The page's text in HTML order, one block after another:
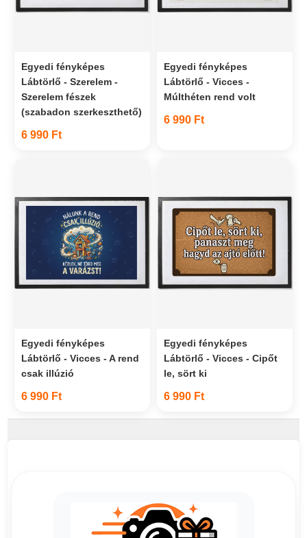
Egyedi fényképes
Lábtörlő - Szerelem -
Szerelem fészek
(szabadon szerkeszthető)
6 990 Ft
Egyedi fényképes
Lábtörlő - Vicces -
Múlthéten rend volt
6 990 Ft
Egyedi fényképes
Lábtörlő - Vicces - A rend
csak illúzió
6 990 Ft
Egyedi fényképes
Lábtörlő - Vicces - Cipőt
le, sört ki
6 990 Ft